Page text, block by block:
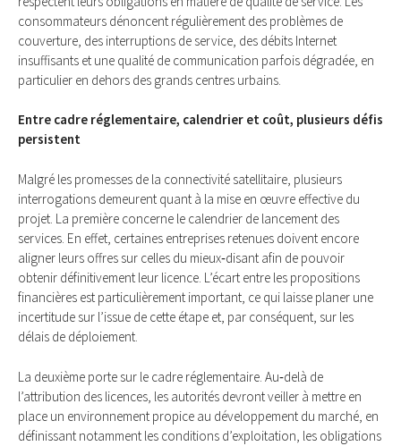
consommateurs dénoncent régulièrement des problèmes de
couverture, des interruptions de service, des débits Internet
insuffisants et une qualité de communication parfois dégradée, en
particulier en dehors des grands centres urbains.
Entre cadre réglementaire, calendrier et coût, plusieurs défis
persistent
Malgré les promesses de la connectivité satellitaire, plusieurs
interrogations demeurent quant à la mise en œuvre effective du
projet. La première concerne le calendrier de lancement des
services. En effet, certaines entreprises retenues doivent encore
aligner leurs offres sur celles du mieux‑disant afin de pouvoir
obtenir définitivement leur licence. L’écart entre les propositions
financières est particulièrement important, ce qui laisse planer une
incertitude sur l’issue de cette étape et, par conséquent, sur les
délais de déploiement.
La deuxième porte sur le cadre réglementaire. Au‑delà de
l’attribution des licences, les autorités devront veiller à mettre en
place un environnement propice au développement du marché, en
définissant notamment les conditions d’exploitation, les obligations